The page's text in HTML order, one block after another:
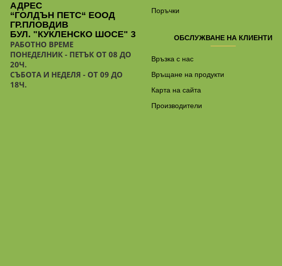
АДРЕС
“ГОЛДЪН ПЕТС“ ЕООД
ГР.ПЛОВДИВ
БУЛ. "КУКЛЕНСКО ШОСЕ" 3
РАБОТНО ВРЕМЕ
ПОНЕДЕЛНИК - ПЕТЪК ОТ 08 ДО
20Ч.
СЪБОТА И НЕДЕЛЯ - ОТ 09 ДО
18Ч.
Поръчки
ОБСЛУЖВАНЕ НА КЛИЕНТИ
Връзка с нас
Връщане на продукти
Карта на сайта
Производители